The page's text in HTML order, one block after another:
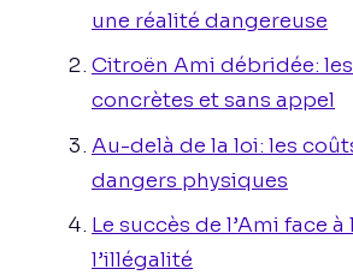
une réalité dangereuse
Citroën Ami débridée:
concrètes et sans appel
Au-delà de la loi: les
dangers physiques
Le succès de l’Ami face
l’illégalité